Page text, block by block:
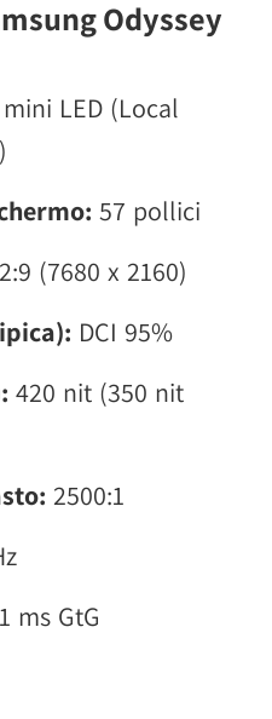
Odyssey
mini LED (Local
57 pollici
(7680 x 2160)
DCI 95%
420 nit (350 nit
2500:1
1 ms GtG